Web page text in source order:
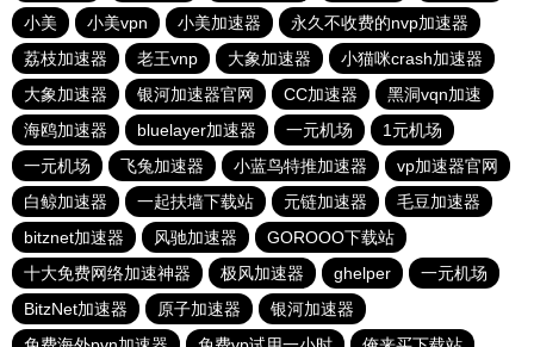
小美
小美vpn 小美加速器
永久不收费的nvp加速器
荔枝加速器
老王vnp 大象加速器
小猫咪crash加速器
大象加速器
银河加速器官网 CC加速器
黑洞vqn加速
海鸥加速器
bluelayer加速器 一元机场
1元机场
一元机场
飞兔加速器 小蓝鸟特推加速器
vp加速器官网
白鲸加速器
一起扶墙下载站 元链加速器
毛豆加速器
bitznet加速器
风驰加速器
GOROOO下载站
十大免费网络加速神器
极风加速器 ghelper
一元机场
BitzNet加速器
原子加速器
银河加速器